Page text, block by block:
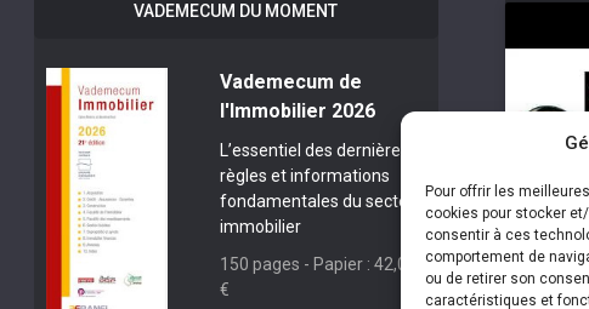
Pour offrir les
cookies pour stocker
consentir à ces
comportement de
ou de retirer son
caractéristiques et
VADEMECUM DU MOMENT
Vademecum de
l'Immobilier 2026
L’essentiel des dernières
règles et informations
fondamentales du secteur
immobilier
150 pages - Papier : 42,00
€